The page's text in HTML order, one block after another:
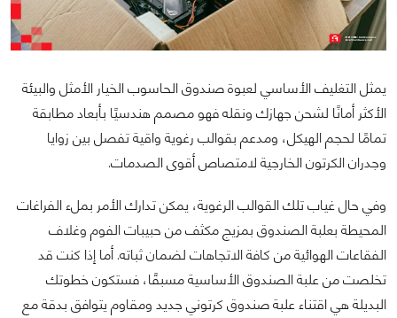
يمثل التغليف الأساسي لعبوة صندوق الحاسوب الخيار الأمثل والبيئة
الأكثر أمانًا لشحن جهازك ونقله فهو مصمم هندسيًا بأبعاد مطابقة
تمامًا لحجم الهيكل، ومدعم بقوالب رغوية واقية تفصل بين زوايا
وجدران الكرتون الخارجية لامتصاص أقوى الصدمات.
وفي حال غياب تلك القوالب الرغوية، يمكن تدارك الأمر بملء الفراغات
المحيطة بعلبة الصندوق بمزيج مكثف من حبيبات الفوم وغلاف
الفقاعات الهوائية من كافة الاتجاهات لضمان ثباته. أما إذا كنت قد
تخلصت من علبة الصندوق الأساسية مسبقًا، فستكون خطوتك
البديلة هي اقتناء علبة صندوق كرتوني جديد ومقاوم يتوافق بدقة مع